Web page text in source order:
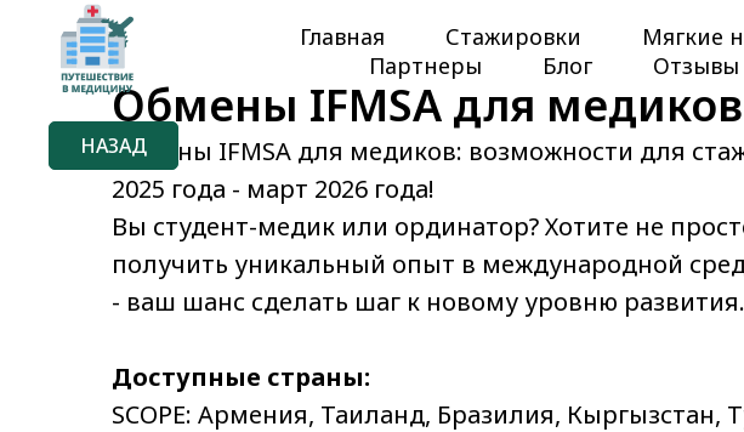
Главная Стажировки Мягкие
Партнеры
Блог Отзывы
НАЗАД
Обмены IFMSA для медиков
Обмены IFMSA для медиков: возможности для
2025 года - март 2026 года!
Вы студент-медик или ординатор? Хотите не
получить уникальный опыт в международной
- ваш шанс сделать шаг к новому уровню развития.
Доступные страны:
SCOPE: Армения, Таиланд, Бразилия, Кыргызстан,